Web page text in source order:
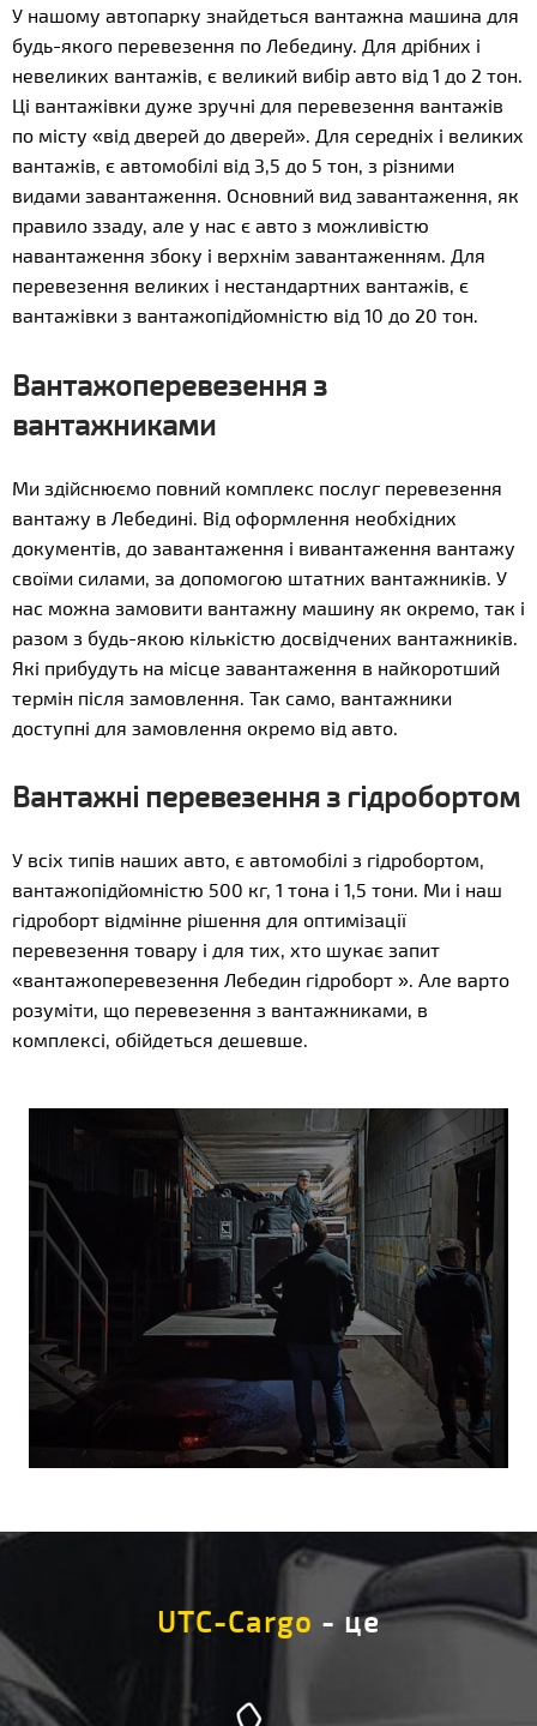
У нашому автопарку знайдеться вантажна машина для
будь-якого перевезення по Лебедину. Для дрібних і
невеликих вантажів, є великий вибір авто від 1 до 2 тон.
Ці вантажівки дуже зручні для перевезення вантажів
по місту «від дверей до дверей». Для середніх і великих
вантажів, є автомобілі від 3,5 до 5 тон, з різними
видами завантаження. Основний вид завантаження, як
правило ззаду, але у нас є авто з можливістю
навантаження збоку і верхнім завантаженням. Для
перевезення великих і нестандартних вантажів, є
вантажівки з вантажопідйомністю від 10 до 20 тон.
Вантажоперевезення з
вантажниками
Ми здійснюємо повний комплекс послуг перевезення
вантажу в Лебедині. Від оформлення необхідних
документів, до завантаження і вивантаження вантажу
своїми силами, за допомогою штатних вантажників. У
нас можна замовити вантажну машину як окремо, так і
разом з будь-якою кількістю досвідчених вантажників.
Які прибудуть на місце завантаження в найкоротший
термін після замовлення. Так само, вантажники
доступні для замовлення окремо від авто.
Вантажні перевезення з гідробортом
У всіх типів наших авто, є автомобілі з гідробортом,
вантажопідйомністю 500 кг, 1 тона і 1,5 тони. Ми і наш
гідроборт відмінне рішення для оптимізації
перевезення товару і для тих, хто шукає запит
«вантажоперевезення Лебедин гідроборт ». Але варто
розуміти, що перевезення з вантажниками, в
комплексі, обійдеться дешевше.
UTC-Cargo - це